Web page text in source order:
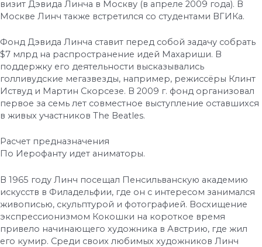
визит Дэвида Линча в Москву (в апреле 2009 года). В
Москве Линч также встретился со студентами ВГИКа.
Фонд Дэвида Линча ставит перед собой задачу собрать
$7 млрд на распространение идей Махариши. В
поддержку его деятельности высказывались
голливудские мегазвезды, например, режиссёры Клинт
Иствуд и Мартин Скорсезе. В 2009 г. фонд организовал
первое за семь лет совместное выступление оставшихся
в живых участников The Beatles.
Расчет предназначения
По Иерофанту идет аниматоры.
В 1965 году Линч посещал Пенсильванскую академию
искусств в Филадельфии, где он с интересом занимался
живописью, скульптурой и фотографией. Восхищение
экспрессионизмом Кокошки на короткое время
привело начинающего художника в Австрию, где жил
его кумир. Среди своих любимых художников Линч